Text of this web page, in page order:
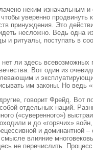
неким
уверенно
принуждения. Это
несложно. Ведь одна
ритуалы, поступать в
нет ли здесь
Вот один из
и
им законы. Но ведь
говорит Фрейд.
отдельных наций.
(«суверенного»)
и до «горячих»
и
влияние
не перечислить.